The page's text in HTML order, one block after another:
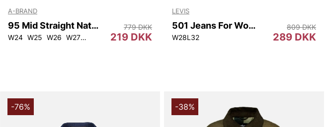
W30L32 W31L32 W28L34 W30L34
A-BRAND
95 Mid Straight Natural
W24 W25 W26 W27 W28 219 DKK
779 DKK
LEVIS
501 Jeans For Women
W28L32 289 DKK
809 DKK
-76% -38%